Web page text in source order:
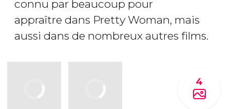
connu par beaucoup pour
appraître dans Pretty Woman, mais
aussi dans de nombreux autres films.
4